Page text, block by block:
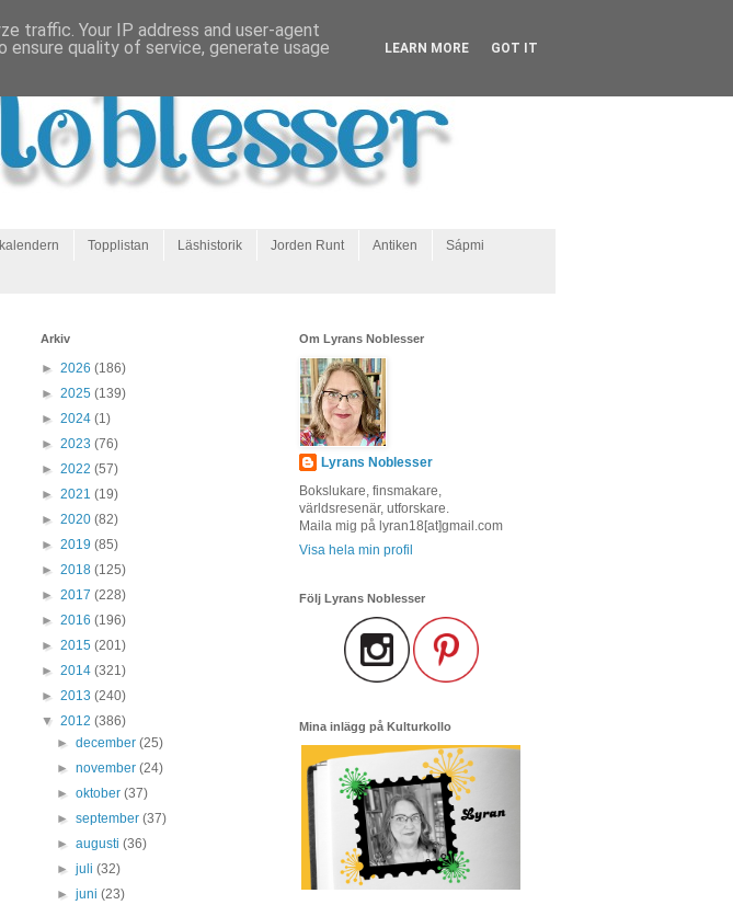
Topplistan Läshistorik Jorden Runt Antiken Sápmi
Arkiv
► 2026 (186)
► 2025 (139)
► 2024 (1)
► 2023 (76)
► 2022 (57)
► 2021 (19)
► 2020 (82)
► 2019 (85)
► 2018 (125)
► 2017 (228)
► 2016 (196)
► 2015 (201)
► 2014 (321)
► 2013 (240)
▼ 2012 (386)
►december(25)
►november(24)
►oktober(37)
►september(37)
►augusti(36)
►juli(32)
►juni(23)
Om Lyrans Noblesser
Lyrans Noblesser
Bokslukare, finsmakare,
världsresenär, utforskare.
Maila mig på lyran18[at]gmail.com
Visa hela min profil
Följ Lyrans Noblesser
Mina inlägg på Kulturkollo
traffic. Your IP address and user-agent
quality of service, generate usage
LEARN MORE GOT IT